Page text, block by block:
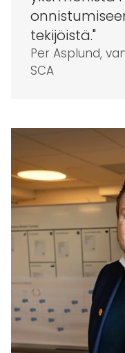
tekijöistä."
Per Asplund,
SCA